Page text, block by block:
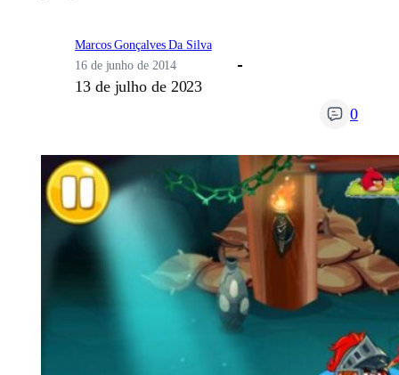
Marcos Gonçalves Da Silva
16 de junho de 2014
13 de julho de 2023
0